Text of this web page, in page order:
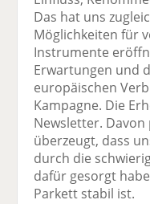
Das hat uns
Möglichkeiten für
Instrumente
Erwartungen und
europäischen
Kampagne. Die
Newsletter.
überzeugt, dass
durch die
dafür gesorgt
Parkett stabil ist.